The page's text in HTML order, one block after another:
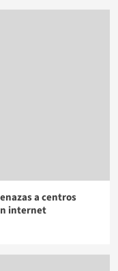
a centros
internet